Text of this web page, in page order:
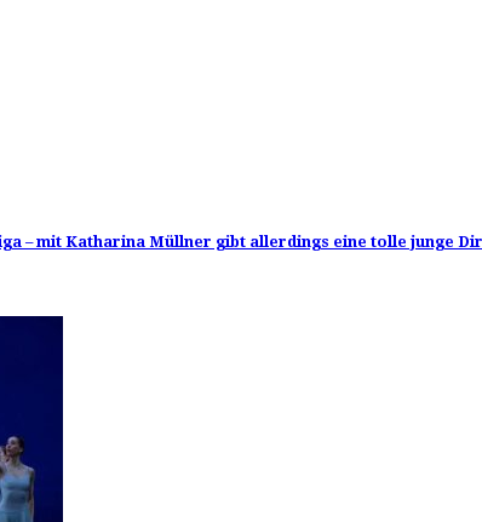
– mit Katharina Müllner gibt allerdings eine tolle junge